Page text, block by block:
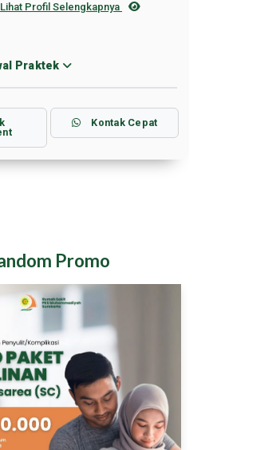
Lihat Profil Selengkapnya
Praktek
Kontak Cepat
Promo